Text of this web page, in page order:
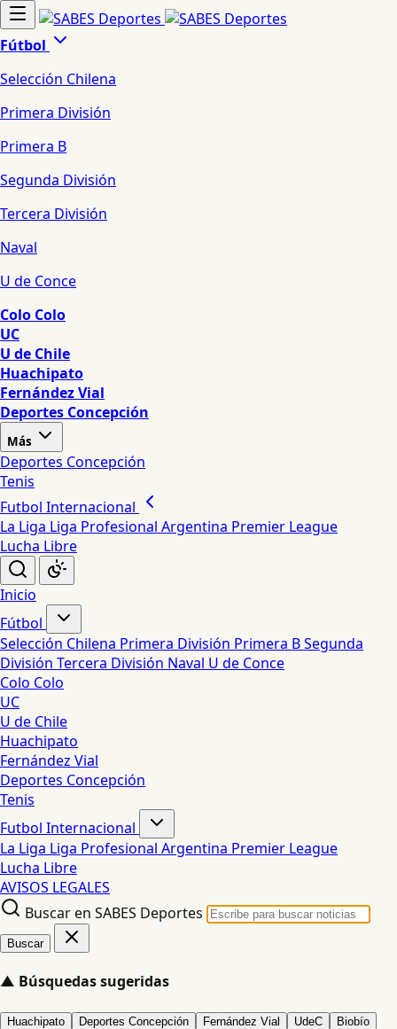
Fútbol
Selección Chilena
Primera División
Primera B
Segunda División
Tercera División
Naval
U de Conce
Colo Colo
UC
U de Chile
Huachipato
Fernández Vial
Deportes Concepción
Más
Deportes Concepción
Tenis
Futbol Internacional
La Liga Liga Profesional Argentina Premier League
Lucha Libre
Inicio
Fútbol
Selección Chilena Primera División Primera BSegunda
División Tercera División Naval U de Conce
Colo Colo
UC
U de Chile
Huachipato
Fernández Vial
Deportes Concepción
Tenis
Futbol Internacional
La Liga Liga Profesional Argentina Premier League
Lucha Libre
AVISOS LEGALES
Buscar en SABES Deportes
Buscar
▲ Búsquedas sugeridas
Huachipato Deportes Concepción Fernández Vial UdeC Biobío